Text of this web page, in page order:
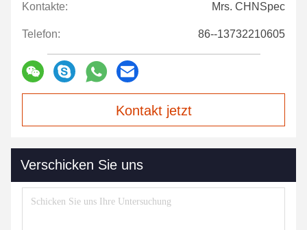
Kontakte: Mrs. CHNSpec
Telefon: 86--13732210605
Kontakt jetzt
Verschicken Sie uns